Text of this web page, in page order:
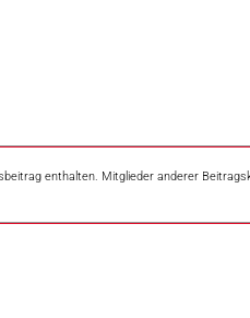
enthalten. Mitglieder anderer